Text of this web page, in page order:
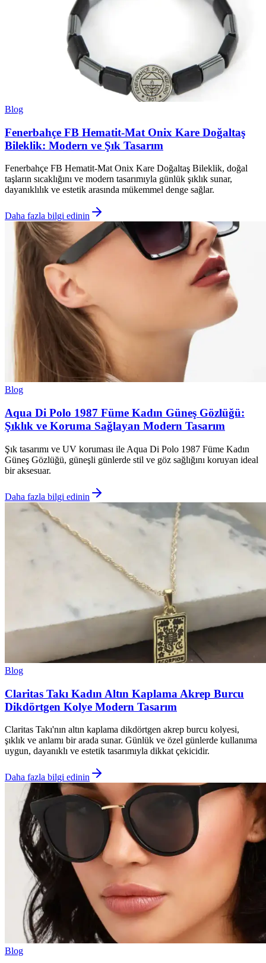
Blog
Fenerbahçe FB Hematit-Mat Onix Kare Doğaltaş
Bileklik: Modern ve Şık Tasarım
Fenerbahçe FB Hematit-Mat Onix Kare Doğaltaş Bileklik, doğal
taşların sıcaklığını ve modern tasarımıyla günlük şıklık sunar,
dayanıklılık ve estetik arasında mükemmel denge sağlar.
Daha fazla bilgi edinin
Blog
Aqua Di Polo 1987 Füme Kadın Güneş Gözlüğü:
Şıklık ve Koruma Sağlayan Modern Tasarım
Şık tasarımı ve UV koruması ile Aqua Di Polo 1987 Füme Kadın
Güneş Gözlüğü, güneşli günlerde stil ve göz sağlığını koruyan ideal
bir aksesuar.
Daha fazla bilgi edinin
Blog
Claritas Takı Kadın Altın Kaplama Akrep Burcu
Dikdörtgen Kolye Modern Tasarım
Claritas Takı'nın altın kaplama dikdörtgen akrep burcu kolyesi,
şıklık ve anlamı bir arada sunar. Günlük ve özel günlerde kullanıma
uygun, dayanıklı ve estetik tasarımıyla dikkat çekicidir.
Daha fazla bilgi edinin
Blog